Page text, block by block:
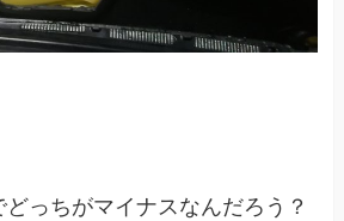
っちがマイナスなんだろう？